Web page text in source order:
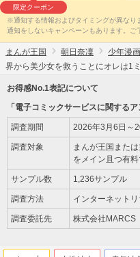
限定クーポン
※通知する情報およびタイミングが異な
通知をしないキャンペーンもあります。ご
まんが王国 朝日奈凜 少年漫画
界から美少女を救うことにオレは1
お得感No.1表記について
「電子コミックサービスに関するア
調査期間 2026年3月6日～
調査対象
まんが王国また
をメイン且つ有
サンプル数 1,236サンプル
調査方法 インターネット
調査委託先 株式会社MARCS